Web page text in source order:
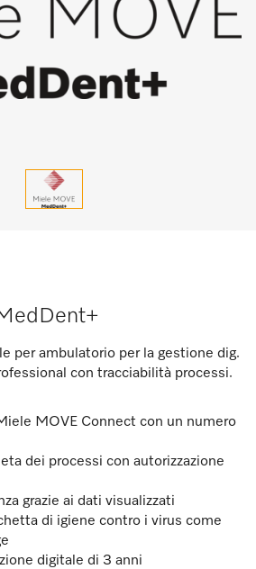
per ambulatorio per la gestione dig.
con tracciabilità processi.
MOVE Connect con un numero
dei processi con autorizzazione
grazie ai dati visualizzati
di igiene contro i virus come
digitale di 3 anni